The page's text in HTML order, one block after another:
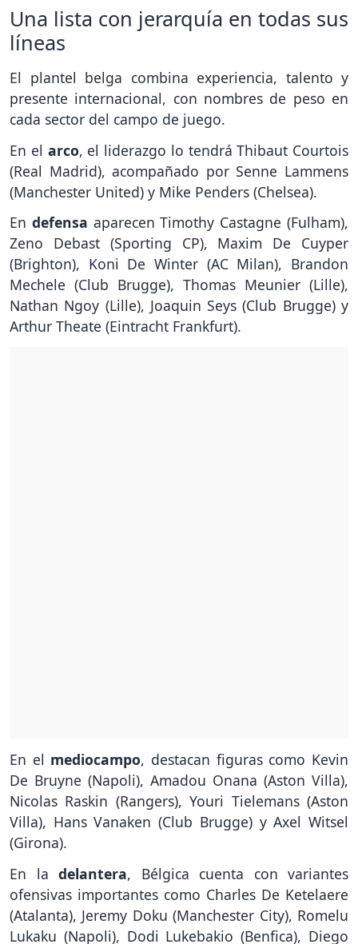
Una lista con jerarquía en todas sus
líneas
El plantel belga combina experiencia, talento y
presente internacional, con nombres de peso en
cada sector del campo de juego.
En el arco, el liderazgo lo tendrá Thibaut Courtois
(Real Madrid), acompañado por Senne Lammens
(Manchester United) y Mike Penders (Chelsea).
En defensa aparecen Timothy Castagne (Fulham),
Zeno Debast (Sporting CP), Maxim De Cuyper
(Brighton), Koni De Winter (AC Milan), Brandon
Mechele (Club Brugge), Thomas Meunier (Lille),
Nathan Ngoy (Lille), Joaquin Seys (Club Brugge) y
Arthur Theate (Eintracht Frankfurt).
En el mediocampo, destacan figuras como Kevin
De Bruyne (Napoli), Amadou Onana (Aston Villa),
Nicolas Raskin (Rangers), Youri Tielemans (Aston
Villa), Hans Vanaken (Club Brugge) y Axel Witsel
(Girona).
En la delantera, Bélgica cuenta con variantes
ofensivas importantes como Charles De Ketelaere
(Atalanta), Jeremy Doku (Manchester City), Romelu
Lukaku (Napoli), Dodi Lukebakio (Benfica), Diego